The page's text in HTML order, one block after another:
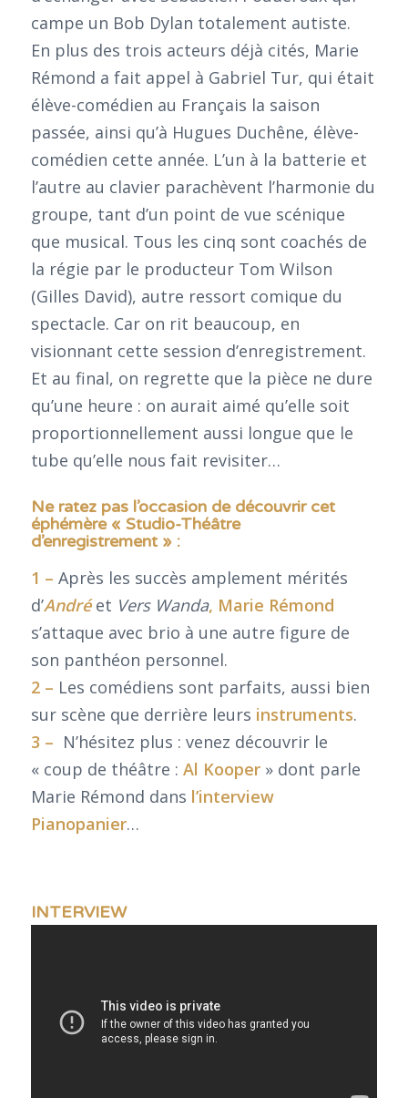
campe un Bob Dylan totalement autiste.
En plus des trois acteurs déjà cités, Marie
Rémond a fait appel à Gabriel Tur, qui était
élève-comédien au Français la saison
passée, ainsi qu’à Hugues Duchêne, élève-
comédien cette année. L’un à la batterie et
l’autre au clavier parachèvent l’harmonie du
groupe, tant d’un point de vue scénique
que musical. Tous les cinq sont coachés de
la régie par le producteur Tom Wilson
(Gilles David), autre ressort comique du
spectacle. Car on rit beaucoup, en
visionnant cette session d’enregistrement.
Et au final, on regrette que la pièce ne dure
qu’une heure : on aurait aimé qu’elle soit
proportionnellement aussi longue que le
tube qu’elle nous fait revisiter…
Ne ratez pas l’occasion de découvrir cet
éphémère « Studio-Théâtre
d’enregistrement » :
1 – Après les succès amplement mérités
d’Andréet Vers Wanda, Marie Rémond
s’attaque avec brio à une autre figure de
son panthéon personnel.
2 – Les comédiens sont parfaits, aussi bien
sur scène que derrière leurs instruments.
3 – N’hésitez plus : venez découvrir le
« coup de théâtre : Al Kooper» dont parle
Marie Rémond dans l’interview
Pianopanier…
INTERVIEW